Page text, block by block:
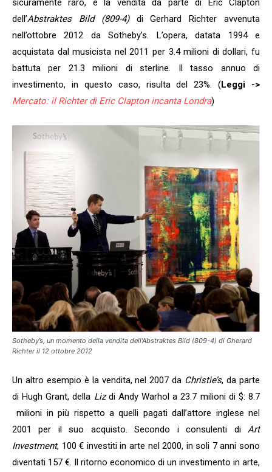
sicuramente raro, è la vendita da parte di Eric Clapton
dell’Abstraktes Bild (809-4)di Gerhard Richter avvenuta
nell’ottobre 2012 da Sotheby’s. L’opera, datata 1994 e
acquistata dal musicista nel 2011 per 3.4 milioni di dollari, fu
battuta per 21.3 milioni di sterline. Il tasso annuo di
investimento, in questo caso, risulta del 23%. (Leggi ->
Mercato: il Richter di Eric Clapton incanta Londra)
Sotheby’s, un momento della vendita dell’Abstraktes Bild (809-4) di Gherard
Richter il 12 ottobre 2012
Un altro esempio è la vendita, nel 2007 da Christie’s, da parte
di Hugh Grant, della Lizdi Andy Warhol a 23.7 milioni di $: 8.7
milioni in più rispetto a quelli pagati dall’attore inglese nel
2001 per il suo acquisto. Secondo i consulenti di Art
Investment, 100 € investiti in arte nel 2000, in soli 7 anni sono
diventati 157 €. Il ritorno economico di un investimento in arte,